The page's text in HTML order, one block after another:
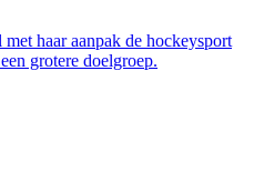
haar aanpak de hockeysport
grotere doelgroep.